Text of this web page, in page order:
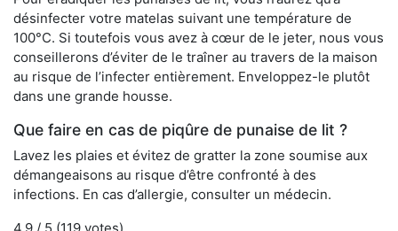
désinfecter votre matelas suivant une température de
100°C. Si toutefois vous avez à cœur de le jeter, nous vous
conseillerons d’éviter de le traîner au travers de la maison
au risque de l’infecter entièrement. Enveloppez-le plutôt
dans une grande housse.
Que faire en cas de piqûre de punaise de lit ?
Lavez les plaies et évitez de gratter la zone soumise aux
démangeaisons au risque d’être confronté à des
infections. En cas d’allergie, consulter un médecin.